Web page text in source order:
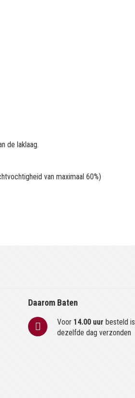
de laklaag.
van maximaal 60%)
Daarom Baten
Voor 14.00 uur besteld is
dezelfde dag verzonden